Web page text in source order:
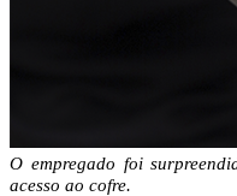
O empregado foi
acesso ao cofre.